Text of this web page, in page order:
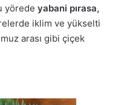
yörede yabani pırasa,
iklim ve yükselti
arası gibi çiçek